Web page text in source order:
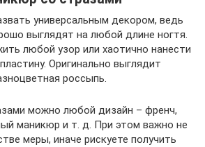
универсальным декором, ведь
выглядят на любой длине ногтя.
любой узор или хаотично нанести
Оригинально выглядит
россыпь.
можно любой дизайн – френч,
маникюр и т. д. При этом важно не
меры, иначе рискуете получить